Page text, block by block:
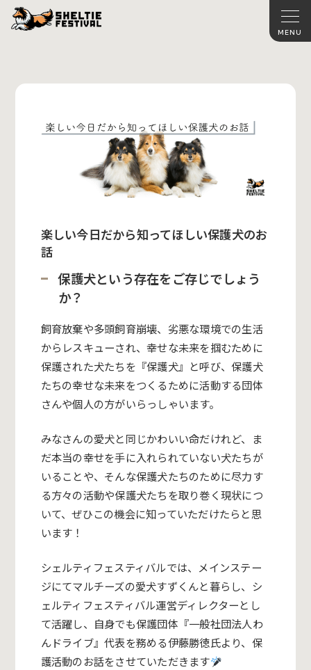
楽しい今日だから知ってほしい保護犬のお
話
保護犬という存在をご存じでしょう
か？
飼育放棄や多頭飼育崩壊、劣悪な環境での生活
からレスキューされ、幸せな未来を掴むために
保護された犬たちを『保護犬』と呼び、保護犬
たちの幸せな未来をつくるために活動する団体
さんや個人の方がいらっしゃいます。
みなさんの愛犬と同じかわいい命だけれど、ま
だ本当の幸せを手に入れられていない犬たちが
いることや、そんな保護犬たちのために尽力す
る方々の活動や保護犬たちを取り巻く現状につ
いて、ぜひこの機会に知っていただけたらと思
います！
シェルティフェスティバルでは、メインステー
ジにてマルチーズの愛犬すずくんと暮らし、シ
ェルティフェスティバル運営ディレクターとし
て活躍し、自身でも保護団体『一般社団法人わ
んドライブ』代表を務める伊藤勝徳氏より、保
護活動のお話をさせていただきます